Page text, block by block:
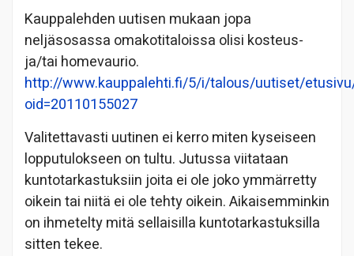
Kauppalehden uutisen mukaan jopa
neljäsosassa omakotitaloissa olisi kosteus-
ja/tai homevaurio.
http://www.kauppalehti.fi/5/i/talous/uutiset/
oid=20110155027
Valitettavasti uutinen ei kerro miten kyseiseen
lopputulokseen on tultu. Jutussa viitataan
kuntotarkastuksiin joita ei ole joko ymmärretty
oikein tai niitä ei ole tehty oikein. Aikaisemminkin
on ihmetelty mitä sellaisilla kuntotarkastuksilla
sitten tekee.